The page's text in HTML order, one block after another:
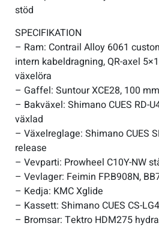
stöd
SPECIFIKATION
– Ram: Contrail Alloy 6061
intern kabeldragning, QR-axel
växelöra
– Gaffel: Suntour XCE28, 100
– Bakväxel: Shimano CUES RD-
växlad
– Växelreglage: Shimano CUES
release
– Vevparti: Prowheel C10Y-NW
– Vevlager: Feimin FP.B908N,
– Kedja: KMC Xglide
– Kassett: Shimano CUES CS-
– Bromsar: Tektro HDM275